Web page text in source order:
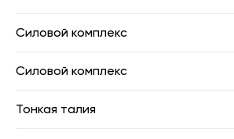
Силовой комплекс
Силовой комплекс
Тонкая талия